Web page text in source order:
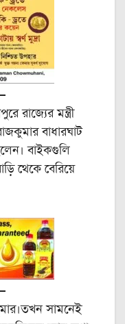
রাজ্যের মন্ত্রী
বাধারঘাট
বাইকগুলি
থেকে বেরিয়ে
সামনেই